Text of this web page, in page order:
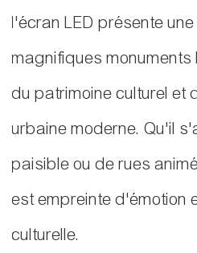
l'écran LED présente
magnifiques
du patrimoine culturel et
urbaine moderne. Qu'il
paisible ou de rues
est empreinte d'émotion
culturelle.